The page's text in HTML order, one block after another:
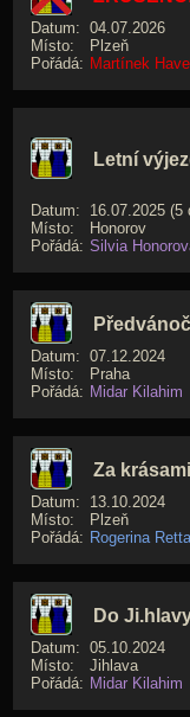
Datum: 04.07.2026
Místo:
Plzeň
Pořádá: Martínek Havel
Letní
Datum:
16.07.2025 (5
Místo:
Honorov
Pořádá: Silvia
Datum: 07.12.2024
Místo:
Praha
Pořádá: Midar Kilahim
Za
Datum:
13.10.2024
Místo:
Plzeň
Pořádá: Rogerina
Do
Datum: 05.10.2024
Místo:
Jihlava
Pořádá: Midar Kilahim